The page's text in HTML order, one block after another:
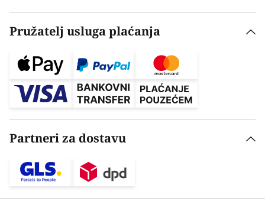
Pružatelj usluga plaćanja
Partneri za dostavu